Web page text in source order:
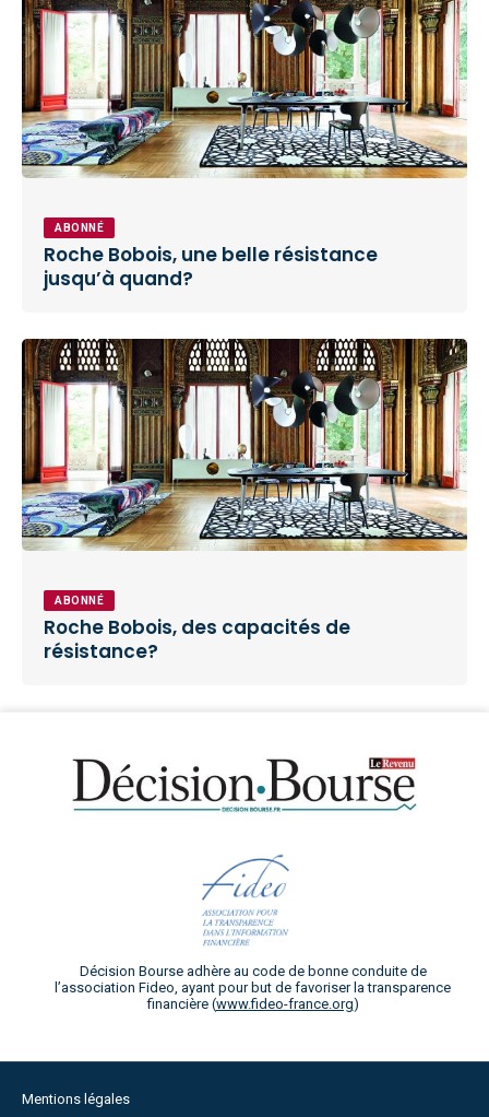
ABONNÉ
Roche Bobois, une belle résistance
jusqu’à quand?
ABONNÉ
Roche Bobois, des capacités de
résistance?
Décision Bourse adhère au code de bonne conduite de
l’association Fideo, ayant pour but de favoriser la transparence
financière (www.fideo-france.org)
Mentions légales